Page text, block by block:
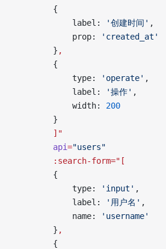
        {
            label:
'创建时间' ,
            prop:
'created_at'
        }
,
        {
            type:
'operate' ,
            label:
'操作' ,
            width:
200
        }
        ]"
        api
="users"
        :search-form="[
        {
            type:
'input' ,
            label:
'用户名' ,
            name:
'username'
        }
,
        {